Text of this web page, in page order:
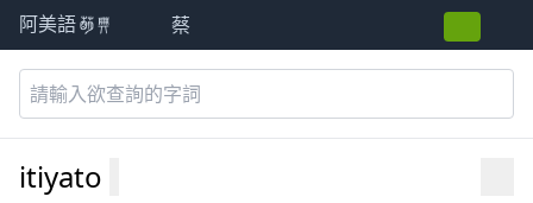
阿美語萌典 蔡
itiyato